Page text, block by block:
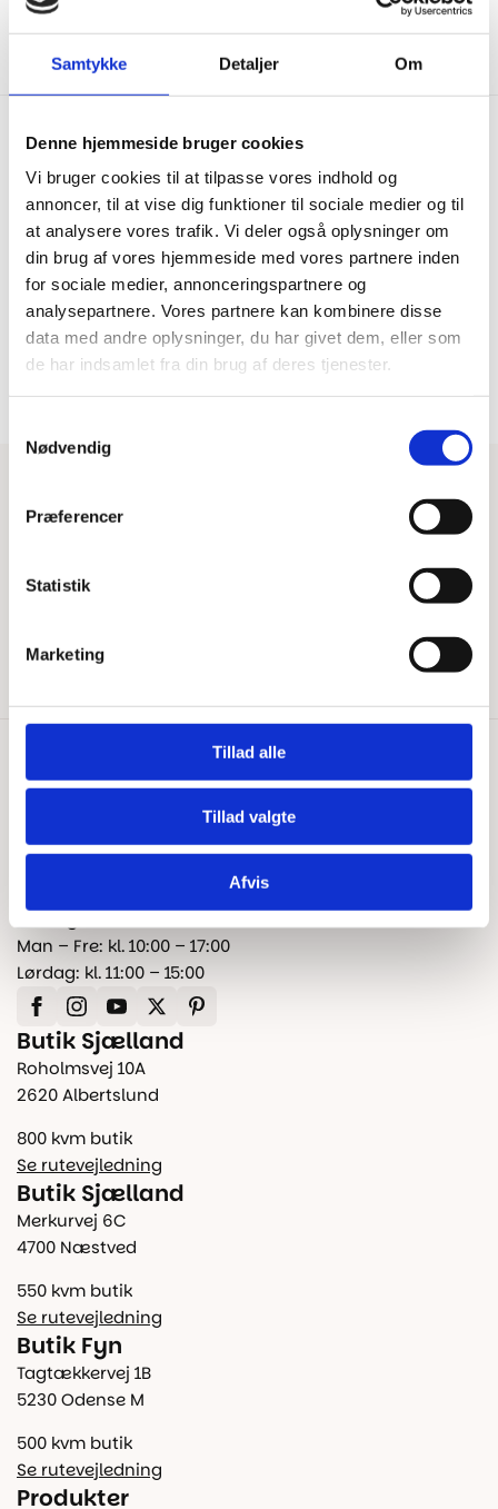
Samtykke Detaljer Om
Denne hjemmeside bruger cookies
Vi bruger cookies til at tilpasse vores indhold og
annoncer, til at vise dig funktioner til sociale medier og til
at analysere vores trafik. Vi deler også oplysninger om
din brug af vores hjemmeside med vores partnere inden
for sociale medier, annonceringspartnere og
analysepartnere. Vores partnere kan kombinere disse
data med andre oplysninger, du har givet dem, eller som
de har indsamlet fra din brug af deres tjenester.
Nødvendig
Præferencer
Statistik
Marketing
Tillad alle
Tillad valgte
Afvis
Prisgaranti
Vi har Danmarks billigste priser
på kvalitetsgulve!
Hurtig levering
Bestil inden kl. 15.00 – vi
afsender samme dag, når
varen er på lager.
100% dansk webshop
Dansk butik og webshop –
Besøg vores butikker
Besøg vores showrooms og få
Har du brug for hjælp?
Kontakt os
Reklamation og garanti
Kontakt os
Man – Fre: kl. 10:00 – 17:00
Lørdag: kl. 11:00 – 15:00
Butik Sjælland
Roholmsvej 10A
2620 Albertslund
800 kvm butik
Se rutevejledning
Butik Sjælland
Merkurvej 6C
4700 Næstved
550 kvm butik
Se rutevejledning
Butik Fyn
Tagtækkervej 1B
5230 Odense M
500 kvm butik
Se rutevejledning
Produkter